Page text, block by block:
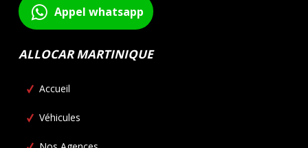
Appel whatsapp
ALLOCAR MARTINIQUE
Accueil
Véhicules